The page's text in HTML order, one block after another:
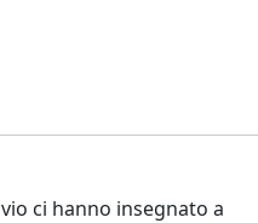
ci hanno insegnato a